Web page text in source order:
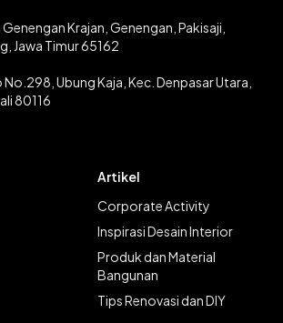
Genengan Krajan, Genengan, Pakisaji,
Jawa Timur 65162
Ubung Kaja, Kec. Denpasar Utara,
80116
Artikel
Corporate Activity
Inspirasi Desain Interior
Produk dan Material
Bangunan
Tips Renovasi dan DIY